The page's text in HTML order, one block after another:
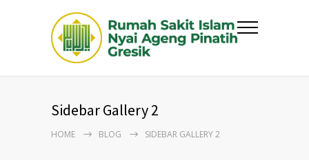
Sidebar Gallery 2
HOME BLOG SIDEBAR GALLERY 2